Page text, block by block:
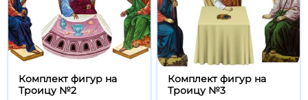
Комплект фигур на
Троицу №2
Комплект фигур на
Троицу №3